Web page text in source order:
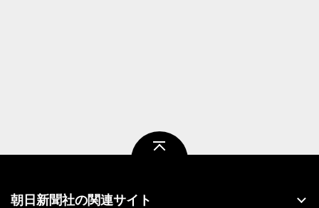
朝日新聞社の関連サイト